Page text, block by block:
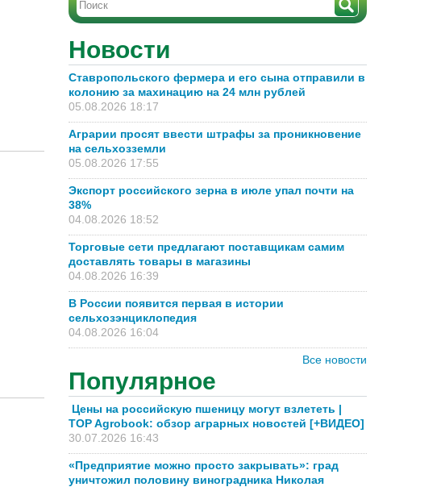
Новости
Ставропольского фермера и его сына отправили в
колонию за махинацию на 24 млн рублей
05.08.2026 18:17
Аграрии просят ввести штрафы за проникновение
на сельхозземли
05.08.2026 17:55
Экспорт российского зерна в июле упал почти на
38%
04.08.2026 18:52
Торговые сети предлагают поставщикам самим
доставлять товары в магазины
04.08.2026 16:39
В России появится первая в истории
сельхозэнциклопедия
04.08.2026 16:04
Все новости
Популярное
Цены на российскую пшеницу могут взлететь |
TOP Agrobook: обзор аграрных новостей [+ВИДЕО]
30.07.2026 16:43
«Предприятие можно просто закрывать»: град
уничтожил половину виноградника Николая